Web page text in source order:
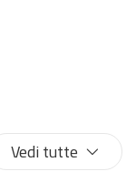
Vedi tutte